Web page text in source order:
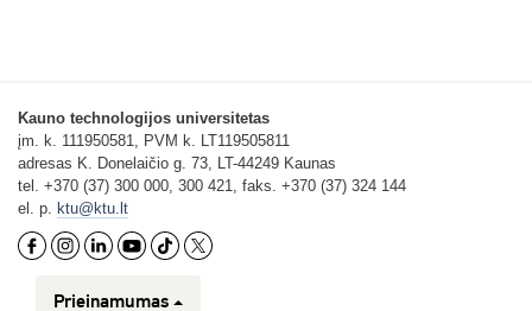
Kauno technologijos universitetas
įm. k. 111950581, PVM k. LT119505811
adresas K. Donelaičio g. 73, LT-44249 Kaunas
tel. +370 (37) 300 000, 300 421, faks. +370 (37) 324 144
el. p. ktu@ktu.lt
Prieinamumas